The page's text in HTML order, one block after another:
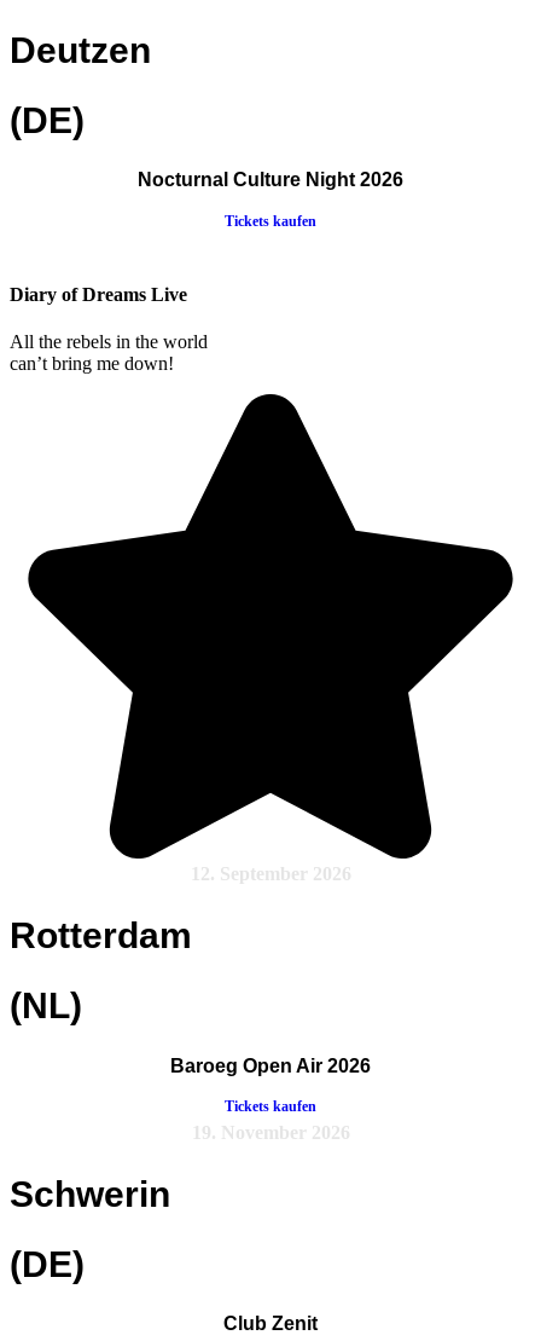
Deutzen
(DE)
Nocturnal Culture Night 2026
Tickets kaufen
Diary of Dreams Live
All the rebels in the world
can’t bring me down!
12. September 2026
Rotterdam
(NL)
Baroeg Open Air 2026
Tickets kaufen
19. November 2026
Schwerin
(DE)
Club Zenit